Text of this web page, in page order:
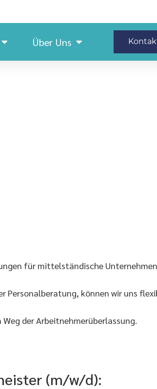
Über Uns
und Schiffbauermeister
für mittelständische
können wir uns
der Arbeitnehmerüberlassung.
(m/w/d):